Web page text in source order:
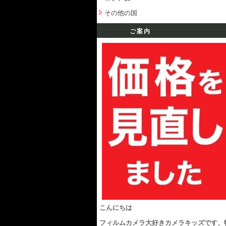
その他の国
ご案内
こんにちは
フィルムカメラ大好きカメラキッズです、